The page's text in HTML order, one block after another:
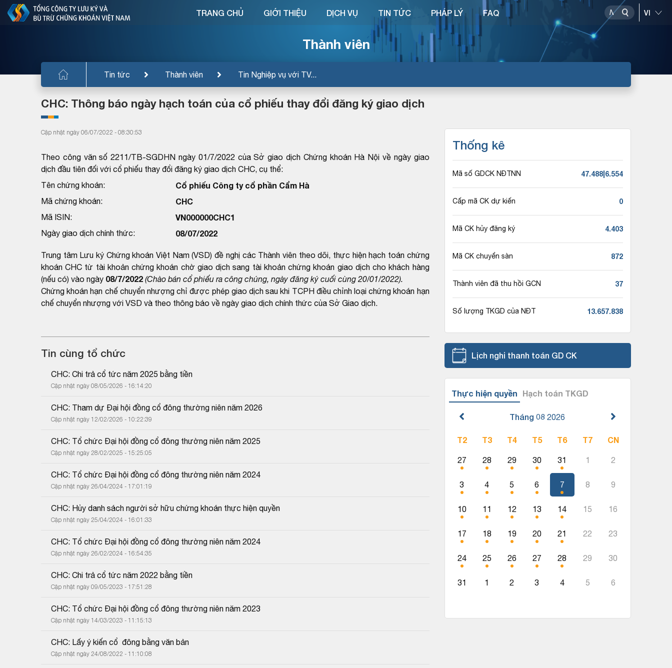
Thành viên
Tin tức Thành viên Tin Nghiệp vụ với TV...
TRANG CHỦ GIỚI THIỆU DỊCH VỤ TIN TỨC PHÁP LÝ FAQ
CHC: Thông báo ngày hạch toán của cổ phiếu thay đổi đăng ký giao dịch
Cập nhật ngày 06/07/2022 - 08:30:53
Theo công văn số 2211/TB-SGDHN ngày 01/7/2022 của Sở giao dịch Chứng khoán Hà Nội về ngày giao
dịch đầu tiên đối với cổ phiếu thay đổi đăng ký giao dịch CHC, cụ thể:
Tên chứng khoán:
Cổ phiếu Công ty cổ phần Cẩm Hà
Mã chứng khoán: CHC
Mã ISIN: VN000000CHC1
Ngày giao dịch chính thức: 08/07/2022
Trung tâm Lưu ký Chứng khoán Việt Nam (VSD) đề nghị các Thành viên theo dõi, thực hiện hạch toán chứng
khoán CHC từ tài khoản chứng khoán chờ giao dịch sang tài khoản chứng khoán giao dịch cho khách hàng
(nếu có) vào ngày 08/7/2022 (Chào bán cổ phiếu ra công chúng, ngày đăng ký cuối cùng 20/01/2022).
Chứng khoán hạn chế chuyển nhượng chỉ được phép giao dịch sau khi TCPH điều chỉnh loại chứng khoán hạn
chế chuyển nhượng với VSD và theo thông báo về ngày giao dịch chính thức của Sở Giao dịch.
Tin cùng tổ chức
CHC: Chi trả cổ tức năm 2025 bằng tiền
Cập nhật ngày 08/05/2026 - 16:14:20
CHC: Tham dự Đại hội đồng cổ đông thường niên năm 2026
Cập nhật ngày 12/02/2026 - 10:22:39
CHC: Tổ chức Đại hội đồng cổ đông thường niên năm 2025
Cập nhật ngày 28/02/2025 - 15:25:05
CHC: Tổ chức Đại hội đồng cổ đông thường niên năm 2024
Cập nhật ngày 26/04/2024 - 17:01:19
CHC: Hủy danh sách người sở hữu chứng khoán thực hiện quyền
Cập nhật ngày 25/04/2024 - 16:01:33
CHC: Tổ chức Đại hội đồng cổ đông thường niên năm 2024
Cập nhật ngày 26/02/2024 - 16:54:35
CHC: Chi trả cổ tức năm 2022 bằng tiền
Cập nhật ngày 09/05/2023 - 17:51:28
CHC: Tổ chức Đại hội đồng cổ đông thường niên năm 2023
Cập nhật ngày 14/03/2023 - 11:15:13
CHC: Lấy ý kiến cổ  đông bằng văn bản
Cập nhật ngày 24/08/2022 - 11:10:08
Thống kê
Mã số GDCK NĐTNN 47.488|6.554
Cấp mã CK dự kiến 0
Mã CK hủy đăng ký 4.403
Mã CK chuyển sàn 872
Thành viên đã thu hồi GCN 37
Số lượng TKGD của NĐT 13.657.838
Lịch nghỉ thanh toán GD CK
Thực hiện quyền Hạch toán TKGD
Tháng 08 2026
T2 T3 T4 T5 T6 T7 CN
27 28 29 30 31 1 2
3 4 5 6 7 8 9
10 11 12 13 14 15 16
17 18 19 20 21 22 23
24 25 26 27 28 29 30
31 1 2 3 4 5 6